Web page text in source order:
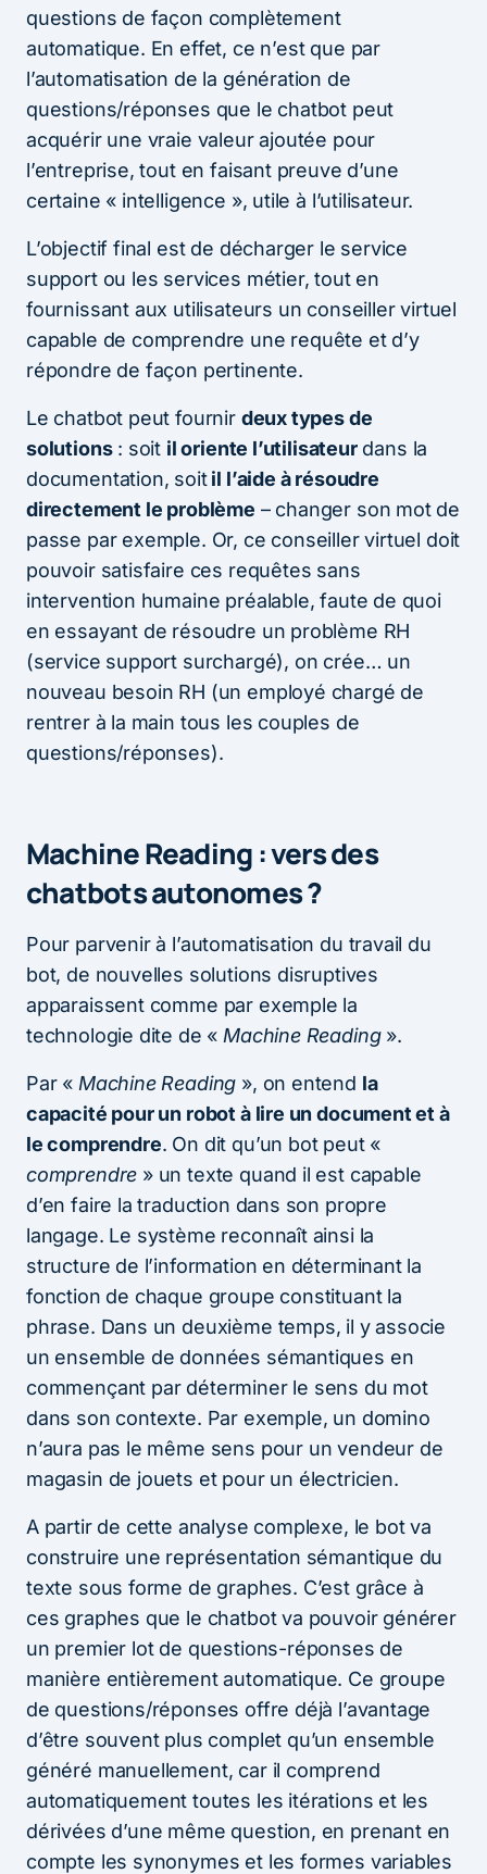
questions de façon complètement
automatique. En effet, ce n’est que par
l’automatisation de la génération de
questions/réponses que le chatbot peut
acquérir une vraie valeur ajoutée pour
l’entreprise, tout en faisant preuve d’une
certaine « intelligence », utile à l’utilisateur.
L’objectif final est de décharger le service
support ou les services métier, tout en
fournissant aux utilisateurs un conseiller virtuel
capable de comprendre une requête et d’y
répondre de façon pertinente.
Le chatbot peut fournir deux types de
solutions: soit il oriente l’utilisateurdans la
documentation, soitil l’aide à résoudre
directement le problème – changer son mot de
passe par exemple. Or, ce conseiller virtuel doit
pouvoir satisfaire ces requêtes sans
intervention humaine préalable, faute de quoi
en essayant de résoudre un problème RH
(service support surchargé), on crée… un
nouveau besoin RH (un employé chargé de
rentrer à la main tous les couples de
questions/réponses).
Machine Reading : vers des
chatbots autonomes ?
Pour parvenir à l’automatisation du travail du
bot, de nouvelles solutions disruptives
apparaissent comme par exemple la
technologie dite de « Machine Reading».
Par « Machine Reading », on entend la
capacité pour un robot à lire un document et à
le comprendre. On dit qu’un bot peut «
comprendre » un texte quand il est capable
d’en faire la traduction dans son propre
langage. Le système reconnaît ainsi la
structure de l’information en déterminant la
fonction de chaque groupe constituant la
phrase. Dans un deuxième temps, il y associe
un ensemble de données sémantiques en
commençant par déterminer le sens du mot
dans son contexte. Par exemple, un domino
n’aura pas le même sens pour un vendeur de
magasin de jouets et pour un électricien.
A partir de cette analyse complexe, le bot va
construire une représentation sémantique du
texte sous forme de graphes. C’est grâce à
ces graphes que le chatbot va pouvoir générer
un premier lot de questions-réponses de
manière entièrement automatique. Ce groupe
de questions/réponses offre déjà l’avantage
d’être souvent plus complet qu’un ensemble
généré manuellement, car il comprend
automatiquement toutes les itérations et les
dérivées d’une même question, en prenant en
compte les synonymes et les formes variables